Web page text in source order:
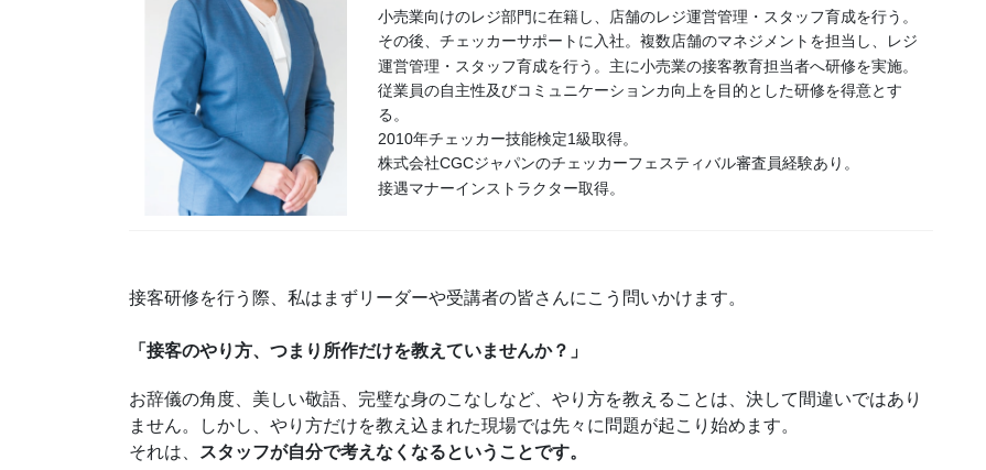
小売業向けのレジ部門に在籍し、店舗のレジ運営管理・スタッフ育成を行う。
その後、チェッカーサポートに入社。複数店舗のマネジメントを担当し、レジ
運営管理・スタッフ育成を行う。主に小売業の接客教育担当者へ研修を実施。
従業員の自主性及びコミュニケーションカ向上を目的とした研修を得意とす
る。
2010年チェッカー技能検定1級取得。
株式会社CGCジャパンのチェッカーフェスティバル審査員経験あり。
接遇マナーインストラクター取得。
接客研修を行う際、私はまずリーダーや受講者の皆さんにこう問いかけます。
「接客のやり方、つまり所作だけを教えていませんか？」
お辞儀の角度、美しい敬語、完璧な身のこなしなど、やり方を教えることは、決して間違いではあり
ません。しかし、やり方だけを教え込まれた現場では先々に問題が起こり始めます。
それは、
スタッフが自分で考えなくなるということです。